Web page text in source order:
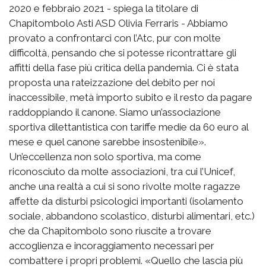
2020 e febbraio 2021 - spiega la titolare di
Chapitombolo Asti ASD Olivia Ferraris - Abbiamo
provato a confrontarci con l’Atc, pur con molte
difficoltà, pensando che si potesse ricontrattare gli
affitti della fase più critica della pandemia. Ci è stata
proposta una rateizzazione del debito per noi
inaccessibile, metà importo subito e il resto da pagare
raddoppiando il canone. Siamo un’associazione
sportiva dilettantistica con tariffe medie da 60 euro al
mese e quel canone sarebbe insostenibile».
Un’eccellenza non solo sportiva, ma come
riconosciuto da molte associazioni, tra cui l’Unicef,
anche una realtà a cui si sono rivolte molte ragazze
affette da disturbi psicologici importanti (isolamento
sociale, abbandono scolastico, disturbi alimentari, etc.)
che da Chapitombolo sono riuscite a trovare
accoglienza e incoraggiamento necessari per
combattere i propri problemi. «Quello che lascia più